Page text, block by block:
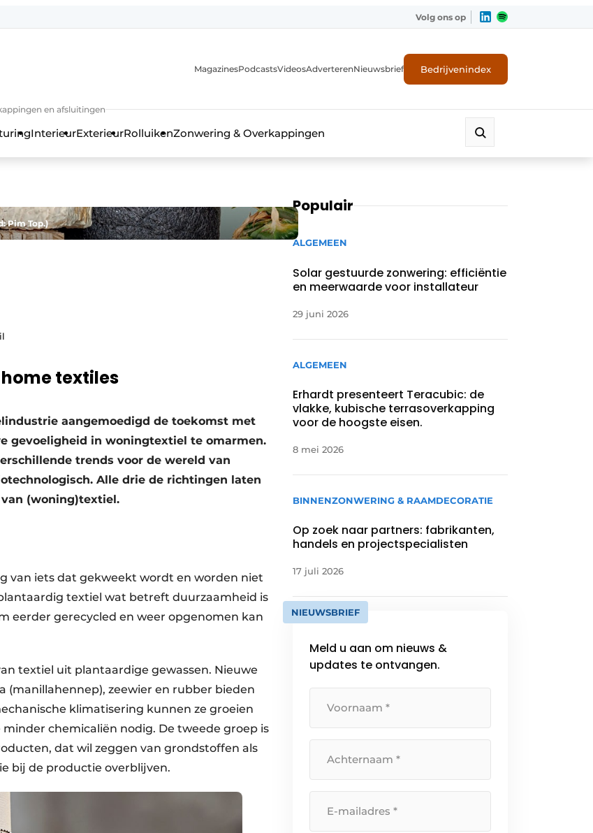
Volg ons op
en afsluitingen
MagazinesPodcastsVideosAdverterenNieuwsbrief Bedrijvenindex
InterieurExterieurRolluikenZonwering & Overkappingen
Pim Top.)
textiles
aangemoedigd de toekomst met
gevoeligheid in woningtextiel te omarmen.
trends voor de wereld van
Alle drie de richtingen laten
(woning)textiel.
van iets dat gekweekt wordt en worden niet
textiel wat betreft duurzaamheid is
eerder gerecycled en weer opgenomen kan
textiel uit plantaardige gewassen. Nieuwe
(manillahennep), zeewier en rubber bieden
klimatisering kunnen ze groeien
chemicaliën nodig. De tweede groep is
dat wil zeggen van grondstoffen als
bij de productie overblijven.
Populair
ALGEMEEN
Solar gestuurde zonwering: efficiëntie
en meerwaarde voor installateur
29 juni 2026
ALGEMEEN
Erhardt presenteert Teracubic: de
vlakke, kubische terrasoverkapping
voor de hoogste eisen.
8 mei 2026
BINNENZONWERING & RAAMDECORATIE
Op zoek naar partners: fabrikanten,
handels en projectspecialisten
17 juli 2026
NIEUWSBRIEF
Meld u aan om nieuws &
updates te ontvangen.